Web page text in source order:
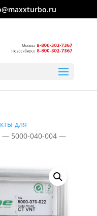
для
— 5000-040-004 —